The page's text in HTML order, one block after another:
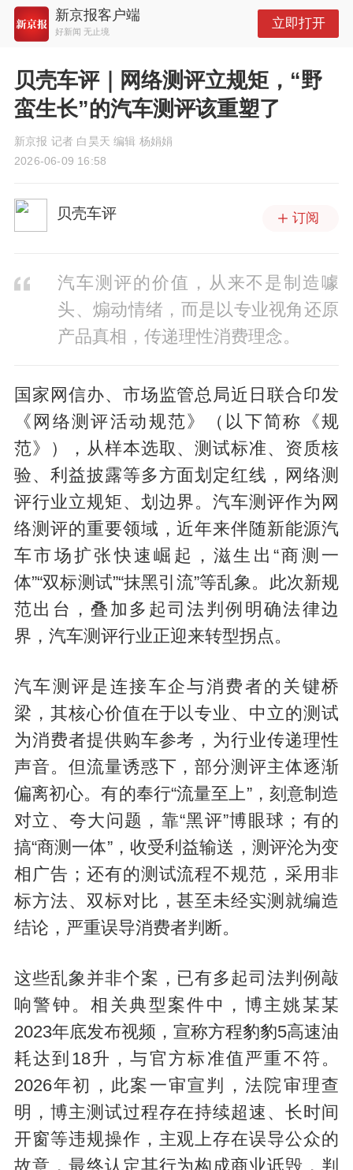
新京报客户端
好新闻 无止境
立即打开
贝壳车评｜网络测评立规矩，“野
蛮生长”的汽车测评该重塑了
新京报 记者 白昊天 编辑 杨娟娟
2026-06-09 16:58
贝壳车评 订阅
汽车测评的价值，从来不是制造噱
头、煽动情绪，而是以专业视角还原
产品真相，传递理性消费理念。
国家网信办、市场监管总局近日联合印发
《网络测评活动规范》（以下简称《规
范》），从样本选取、测试标准、资质核
验、利益披露等多方面划定红线，网络测
评行业立规矩、划边界。汽车测评作为网
络测评的重要领域，近年来伴随新能源汽
车市场扩张快速崛起，滋生出“商测一
体”“双标测试”“抹黑引流”等乱象。此次新规
范出台，叠加多起司法判例明确法律边
界，汽车测评行业正迎来转型拐点。
汽车测评是连接车企与消费者的关键桥
梁，其核心价值在于以专业、中立的测试
为消费者提供购车参考，为行业传递理性
声音。但流量诱惑下，部分测评主体逐渐
偏离初心。有的奉行“流量至上”，刻意制造
对立、夸大问题，靠“黑评”博眼球；有的
搞“商测一体”，收受利益输送，测评沦为变
相广告；还有的测试流程不规范，采用非
标方法、双标对比，甚至未经实测就编造
结论，严重误导消费者判断。
这些乱象并非个案，已有多起司法判例敲
响警钟。相关典型案件中，博主姚某某
2023年底发布视频，宣称方程豹豹5高速油
耗达到18升，与官方标准值严重不符。
2026年初，此案一审宣判，法院审理查
明，博主测试过程存在持续超速、长时间
开窗等违规操作，主观上存在误导公众的
故意，最终认定其行为构成商业诋毁，判